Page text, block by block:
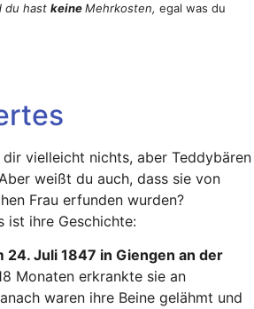
du hast keineMehrkosten, egal was du
vielleicht nichts, aber Teddybären
weißt du auch, dass sie von
Frau erfunden wurden?
ist ihre Geschichte:
24. Juli 1847 in Giengen an der
Monaten erkrankte sie an
waren ihre Beine gelähmt und